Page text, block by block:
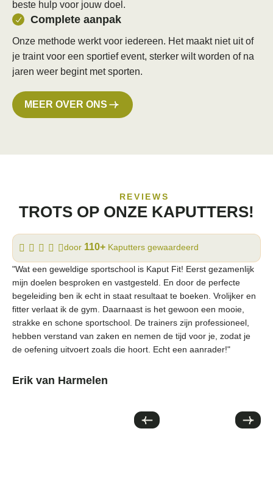
beste hulp voor jouw doel.
Complete aanpak
Onze methode werkt voor iedereen. Het maakt niet uit of
je traint voor een sportief event, sterker wilt worden of na
jaren weer begint met sporten.
MEER OVER ONS
REVIEWS
TROTS OP ONZE KAPUTTERS!
door 110+ Kaputters gewaardeerd
"Wat een geweldige sportschool is Kaput Fit! Eerst gezamenlijk
mijn doelen besproken en vastgesteld. En door de perfecte
begeleiding ben ik echt in staat resultaat te boeken. Vrolijker en
fitter verlaat ik de gym. Daarnaast is het gewoon een mooie,
strakke en schone sportschool. De trainers zijn professioneel,
hebben verstand van zaken en nemen de tijd voor je, zodat je
de oefening uitvoert zoals die hoort. Echt een aanrader!"
Erik van Harmelen